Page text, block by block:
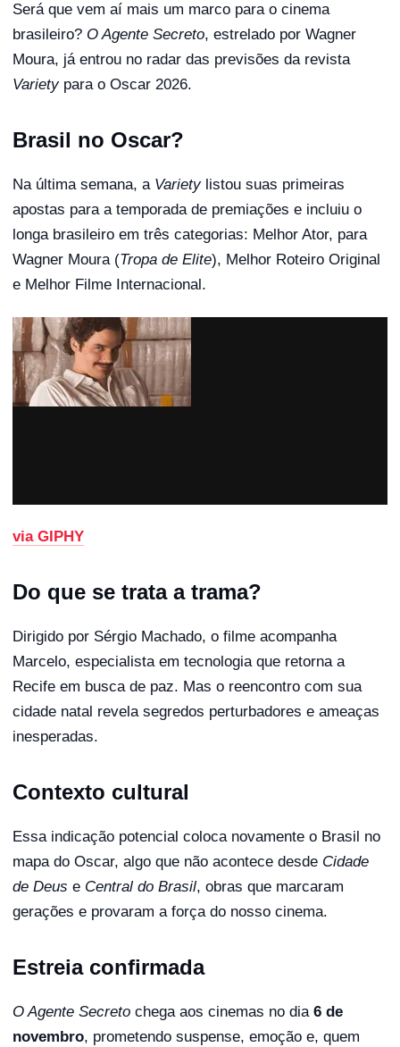
Será que vem aí mais um marco para o cinema
brasileiro? O Agente Secreto, estrelado por Wagner
Moura, já entrou no radar das previsões da revista
Varietypara o Oscar 2026.
Brasil no Oscar?
Na última semana, a Varietylistou suas primeiras
apostas para a temporada de premiações e incluiu o
longa brasileiro em três categorias: Melhor Ator, para
Wagner Moura (Tropa de Elite), Melhor Roteiro Original
e Melhor Filme Internacional.
via GIPHY
Do que se trata a trama?
Dirigido por Sérgio Machado, o filme acompanha
Marcelo, especialista em tecnologia que retorna a
Recife em busca de paz. Mas o reencontro com sua
cidade natal revela segredos perturbadores e ameaças
inesperadas.
Contexto cultural
Essa indicação potencial coloca novamente o Brasil no
mapa do Oscar, algo que não acontece desde Cidade
de Deus e Central do Brasil, obras que marcaram
gerações e provaram a força do nosso cinema.
Estreia confirmada
O Agente Secreto chega aos cinemas no dia 6 de
novembro, prometendo suspense, emoção e, quem